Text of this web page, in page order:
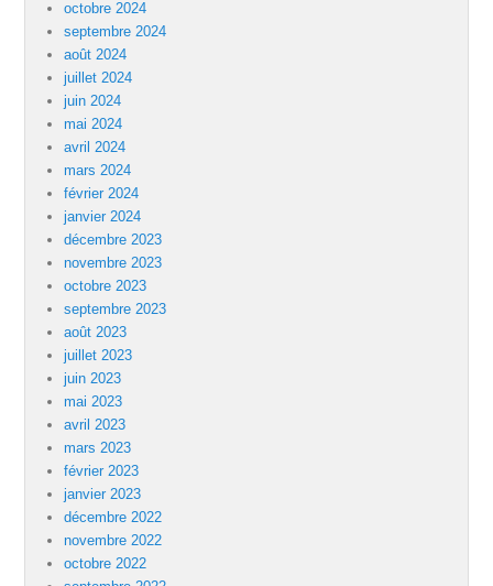
octobre 2024
septembre 2024
août 2024
juillet 2024
juin 2024
mai 2024
avril 2024
mars 2024
février 2024
janvier 2024
décembre 2023
novembre 2023
octobre 2023
septembre 2023
août 2023
juillet 2023
juin 2023
mai 2023
avril 2023
mars 2023
février 2023
janvier 2023
décembre 2022
novembre 2022
octobre 2022